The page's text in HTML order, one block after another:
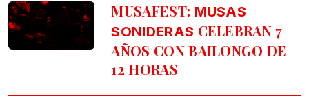
MUSAFEST: MUSAS
SONIDERAS CELEBRAN 7
AÑOS CON BAILONGO DE
12 HORAS